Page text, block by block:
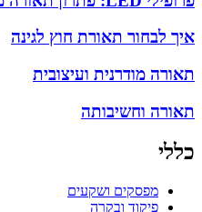
איך לבחור תאורת חוץ לגינה
תאורה מודרנית ועיצובית
תאורה וחשיבותה
כללי
מפסקים ושקעים
פיקוד ובקרה